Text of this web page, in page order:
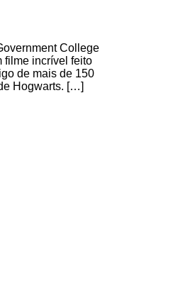
College
filme incrível feito
de mais de 150
Hogwarts. […]